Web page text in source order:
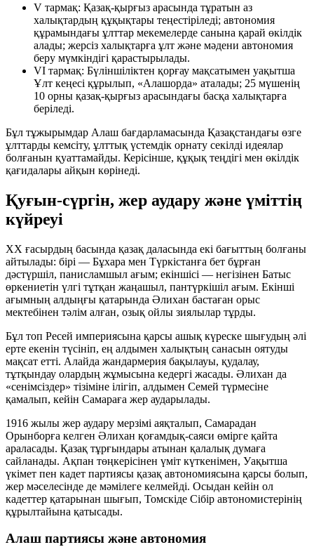
V тармақ: Қазақ-қырғыз арасында тұратын аз
халықтардың құқықтары теңестіріледі; автономия
құрамындағы ұлттар мекемелерде санына қарай өкілдік
алады; жерсіз халықтарға ұлт және мәдени автономия
беру мүмкіндігі қарастырылады.
VI тармақ: Бүліншіліктен қорғау мақсатымен уақытша
Ұлт кеңесі құрылып, «Алашорда» аталады; 25 мүшенің
10 орны қазақ-қырғыз арасындағы басқа халықтарға
беріледі.
Бұл тұжырымдар Алаш бағдарламасында Қазақстандағы өзге
ұлттарды кемсіту, ұлттық үстемдік орнату секілді идеялар
болғанын қуаттамайды. Керісінше, құқық теңдігі мен өкілдік
қағидалары айқын көрінеді.
Қуғын-сүргін, жер аудару және үміттің
күйреуі
XX ғасырдың басында қазақ даласында екі бағыттың болғаны
айтылады: бірі — Бұхара мен Түркістанға бет бұрған
дәстүршіл, панисламшыл ағым; екіншісі — негізінен Батыс
өркениетін үлгі тұтқан жаңашыл, пантүркішіл ағым. Екінші
ағымның алдыңғы қатарында Әлихан бастаған орыс
мектебінен тәлім алған, озық ойлы зиялылар тұрды.
Бұл топ Ресей империясына қарсы ашық күреске шығудың әлі
ерте екенін түсініп, ең алдымен халықтың санасын оятуды
мақсат етті. Алайда жандармерия бақылауы, қудалау,
тұтқындау олардың жұмысына кедергі жасады. Әлихан да
«сенімсіздер» тізіміне ілігіп, алдымен Семей түрмесіне
қамалып, кейін Самараға жер аударылады.
1916 жылы жер аудару мерзімі аяқталып, Самарадан
Орынборға келген Әлихан қоғамдық-саяси өмірге қайта
араласады. Қазақ тұрғындары атынан қалалық думаға
сайланады. Ақпан төңкерісінен үміт күткенімен, Уақытша
үкімет пен кадет партиясы қазақ автономиясына қарсы болып,
жер мәселесінде де мәмілеге келмейді. Осыдан кейін ол
кадеттер қатарынан шығып, Томскіде Сібір автономистерінің
құрылтайына қатысады.
Алаш партиясы және автономия